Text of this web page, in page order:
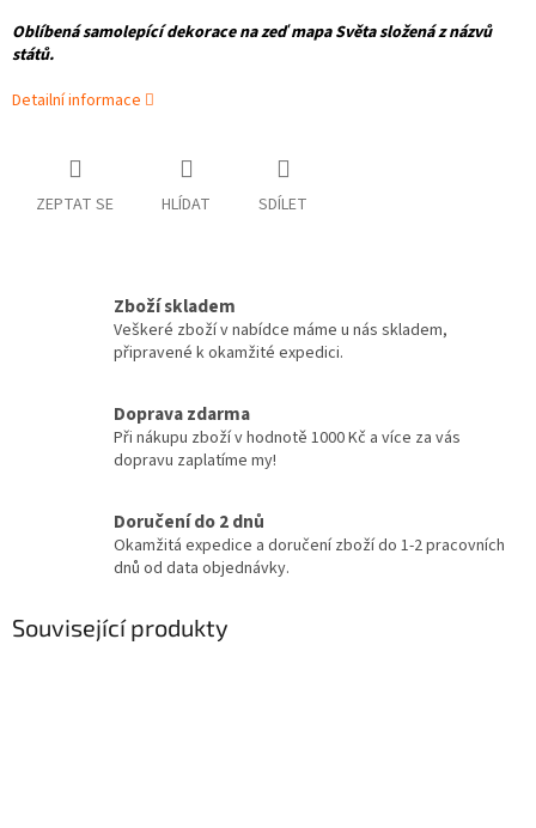
Oblíbená samolepící dekorace na zeď mapa Světa složená z názvů
států.
Detailní informace
ZEPTAT SE HLÍDAT SDÍLET
Zboží skladem
Veškeré zboží v nabídce máme u nás skladem,
připravené k okamžité expedici.
Doprava zdarma
Při nákupu zboží v hodnotě 1000 Kč a více za vás
dopravu zaplatíme my!
Doručení do 2 dnů
Okamžitá expedice a doručení zboží do 1-2 pracovních
dnů od data objednávky.
Související produkty